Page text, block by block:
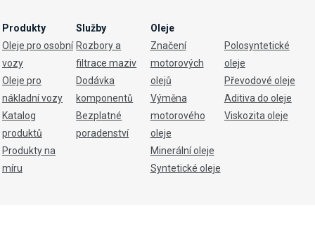
Produkty
Oleje pro osobní
vozy
Oleje pro
nákladní vozy
Katalog
produktů
Produkty na
míru
Služby
Rozbory a
filtrace maziv
Dodávka
komponentů
Bezplatné
poradenství
Oleje
Značení
motorových
olejů
Výměna
motorového
oleje
Minerální oleje
Syntetické oleje
Polosyntetické
oleje
Převodové oleje
Aditiva do oleje
Viskozita oleje